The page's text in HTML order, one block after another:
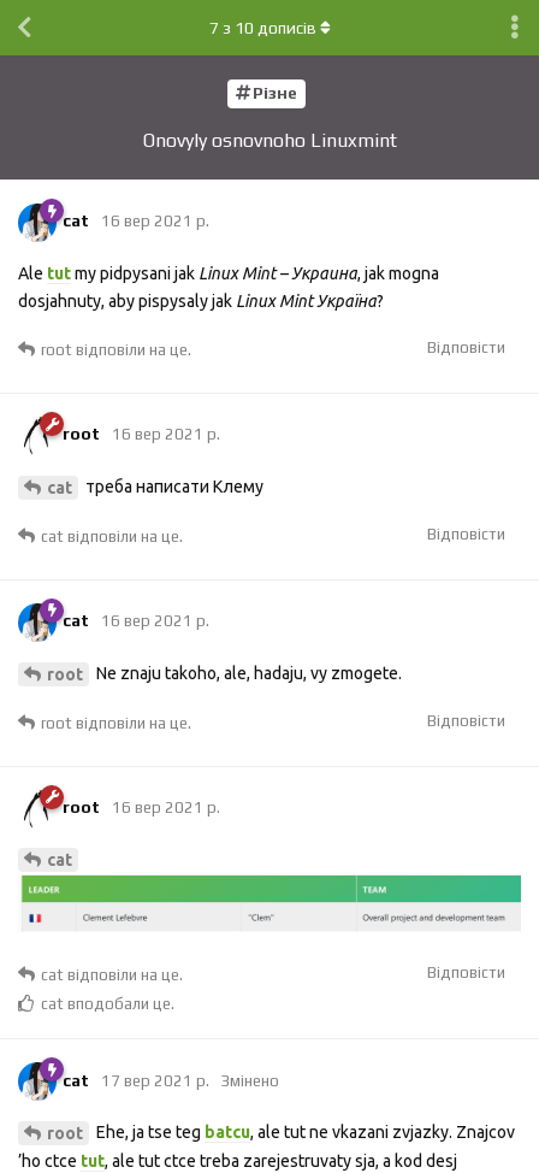
Різне
Onovyly osnovnoho Linuxmint
7 з 10 дописів
cat 16 вер 2021 р.
Ale tutmy pidpysani jak Linux Mint – Украина, jak mogna
dosjahnuty, aby pispysaly jak Linux Mint Україна?
Відповісти
root відповіли на це.
root 16 вер 2021 р.
cat треба написати Клему
Відповісти
cat відповіли на це.
cat 16 вер 2021 р.
root Ne znaju takoho, ale, hadaju, vy zmogete.
Відповісти
root відповіли на це.
root 16 вер 2021 р.
cat
Відповісти
cat відповіли на це.
cat вподобали це.
cat 17 вер 2021 р. Змінено
root Ehe, ja tse teg batcu, ale tut ne vkazani zvjazky. Znajcov
’ho ctce tut, ale tut ctce treba zarejestruvaty sja, a kod desj